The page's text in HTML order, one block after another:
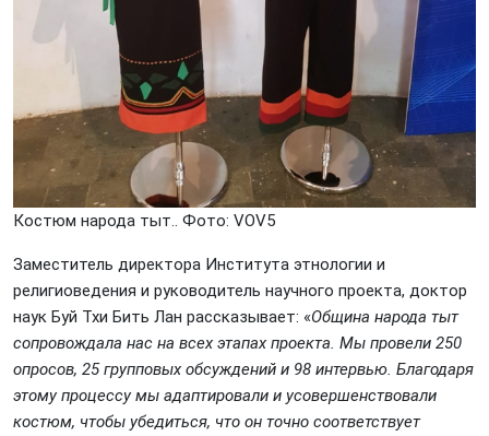
Костюм народа тыт.. Фото: VOV5
Заместитель директора Института этнологии и
религиоведения и руководитель научного проекта, доктор
наук Буй Тхи Бить Лан рассказывает: «Община народа тыт
сопровождала нас на всех этапах проекта. Мы провели 250
опросов, 25 групповых обсуждений и 98 интервью. Благодаря
этому процессу мы адаптировали и усовершенствовали
костюм, чтобы убедиться, что он точно соответствует